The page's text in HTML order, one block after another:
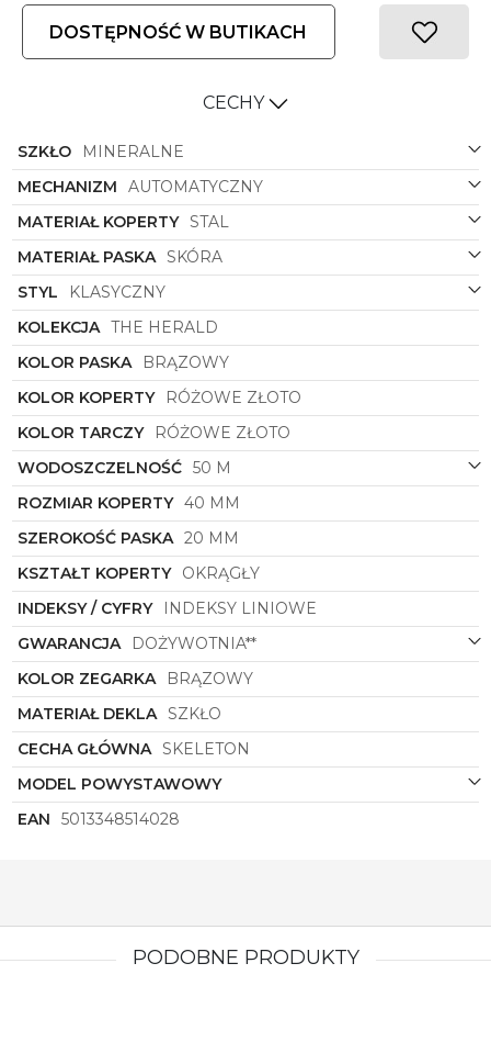
DOSTĘPNOŚĆ W BUTIKACH
CECHY
SZKŁO
MINERALNE
MECHANIZM
AUTOMATYCZNY
MATERIAŁ KOPERTY STAL
MATERIAŁ PASKA SKÓRA
STYL
KLASYCZNY
KOLEKCJA THE HERALD
KOLOR PASKA
BRĄZOWY
KOLOR KOPERTY
RÓŻOWE ZŁOTO
KOLOR TARCZY
RÓŻOWE ZŁOTO
WODOSZCZELNOŚĆ 50 M
ROZMIAR KOPERTY 40 MM
SZEROKOŚĆ PASKA 20 MM
KSZTAŁT KOPERTY OKRĄGŁY
INDEKSY / CYFRY
INDEKSY LINIOWE
GWARANCJA
DOŻYWOTNIA**
KOLOR ZEGARKA
BRĄZOWY
MATERIAŁ DEKLA SZKŁO
CECHA GŁÓWNA SKELETON
MODEL POWYSTAWOWY
EAN
5013348514028
PODOBNE PRODUKTY